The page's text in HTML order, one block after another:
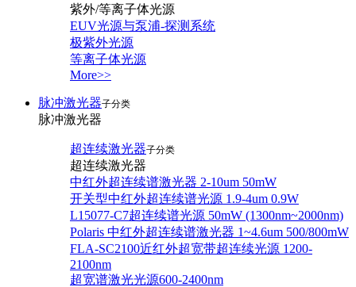
紫外/等离子体光源
EUV光源与泵浦-探测系统
极紫外光源
等离子体光源
More>>
脉冲激光器子分类
脉冲激光器
超连续激光器子分类
超连续激光器
中红外超连续谱激光器 2-10um 50mW
开关型中红外超连续谱光源 1.9-4um 0.9W
L15077-C7超连续谱光源 50mW (1300nm~2000nm)
Polaris 中红外超连续谱激光器 1~4.6um 500/800mW
FLA-SC2100近红外超宽带超连续光源 1200-
2100nm
超宽谱激光光源600-2400nm